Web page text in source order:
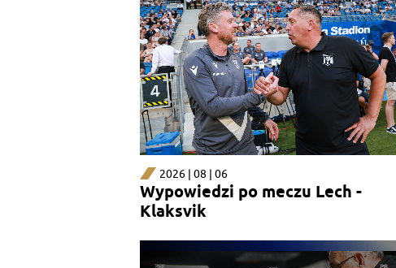
2026 | 08 | 06
Wypowiedzi po meczu Lech -
Klaksvik